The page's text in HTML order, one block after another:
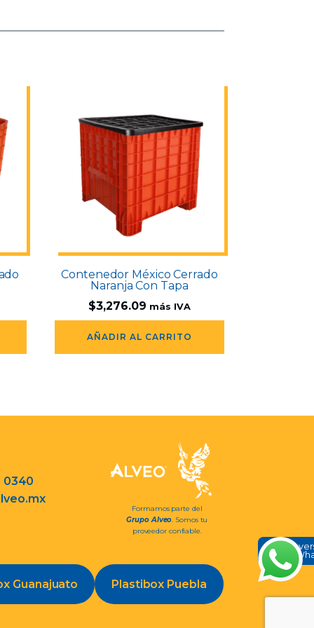
en
Contenedor México Cerrado
Naranja Con Tapa
$3,276.09 más IVA
AÑADIR AL CARRITO
0340
Formamos parte del
Grupo Alveo. Somos tu
proveedor confiable.
Guanajuato Plastibox Puebla